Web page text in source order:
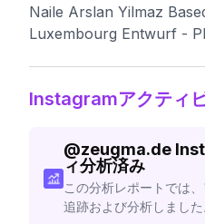
Naile Arslan Yilmaz
Luxembourg Entwurf -
Instagramアクティ
@zeugma.de
ィ分析済み
この分析レポートでは
追跡および分析しました